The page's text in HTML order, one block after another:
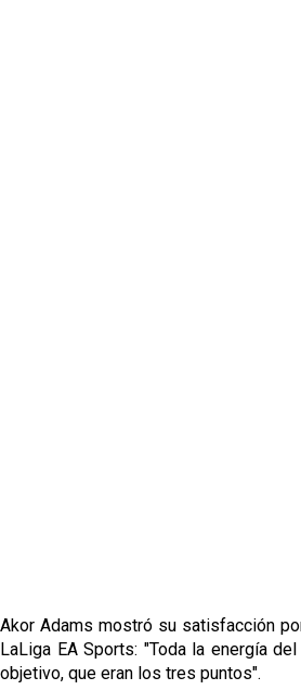
Akor Adams mostró su satisfacción
LaLiga EA Sports: "Toda la energía
objetivo, que eran los tres puntos".